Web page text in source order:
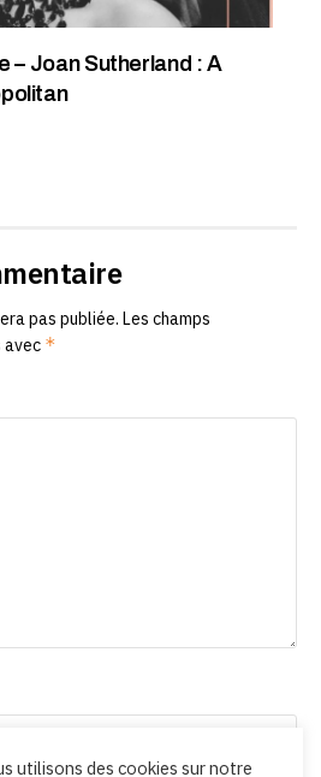
– Joan Sutherland : A
pas publiée. Les champs
avec *
utilisons des cookies sur notre